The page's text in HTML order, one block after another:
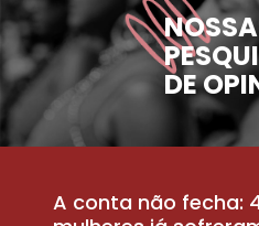
DE
A conta não fecha: